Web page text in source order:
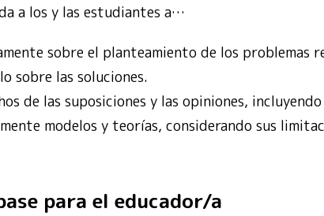
a los y las estudiantes a…
sobre el planteamiento de los problemas
sobre las soluciones.
de las suposiciones y las opiniones,
modelos y teorías, considerando sus
para el educador/a